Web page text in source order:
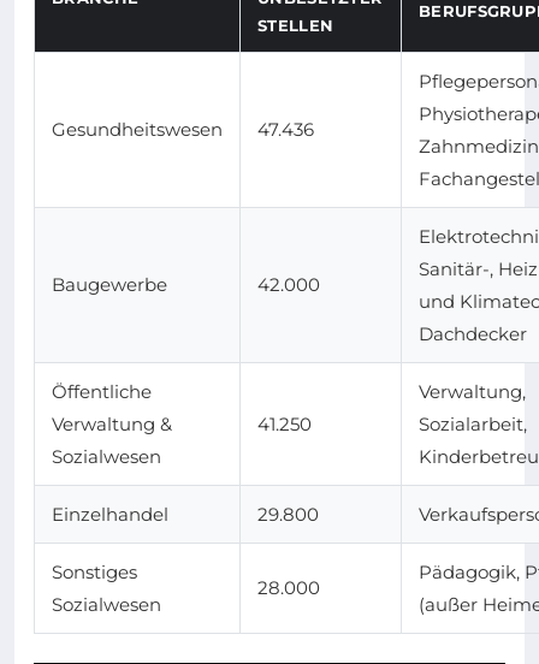
STELLEN
Gesundheitswesen 47.436
Baugewerbe 42.000
Sanitär-,
und
Dachdecker
Öffentliche
Verwaltung &
Sozialwesen
41.250
Verwaltung,
Sozialarbeit,
Einzelhandel 29.800
Sonstiges
Sozialwesen
28.000
Pädagogik,
(außer